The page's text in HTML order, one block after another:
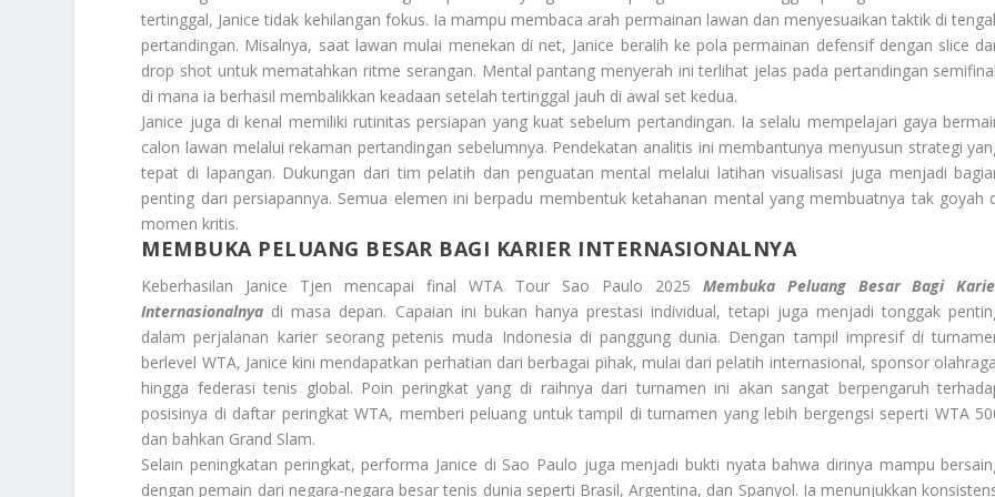
tertinggal, Janice tidak kehilangan fokus. Ia mampu membaca arah permainan lawan dan menyesuaikan taktik di
pertandingan. Misalnya, saat lawan mulai menekan di net, Janice beralih ke pola permainan defensif dengan slice
drop shot untuk mematahkan ritme serangan. Mental pantang menyerah ini terlihat jelas pada pertandingan
di mana ia berhasil membalikkan keadaan setelah tertinggal jauh di awal set kedua.
Janice juga di kenal memiliki rutinitas persiapan yang kuat sebelum pertandingan. Ia selalu mempelajari gaya
calon lawan melalui rekaman pertandingan sebelumnya. Pendekatan analitis ini membantunya menyusun strategi
tepat di lapangan. Dukungan dari tim pelatih dan penguatan mental melalui latihan visualisasi juga menjadi
penting dari persiapannya. Semua elemen ini berpadu membentuk ketahanan mental yang membuatnya tak goyah
momen kritis.
MEMBUKA PELUANG BESAR BAGI KARIER INTERNASIONALNYA
Keberhasilan Janice Tjen mencapai final WTA Tour Sao Paulo 2025 Membuka Peluang Besar Bagi
Internasionalnya di masa depan. Capaian ini bukan hanya prestasi individual, tetapi juga menjadi tonggak
dalam perjalanan karier seorang petenis muda Indonesia di panggung dunia. Dengan tampil impresif di
berlevel WTA, Janice kini mendapatkan perhatian dari berbagai pihak, mulai dari pelatih internasional, sponsor
hingga federasi tenis global. Poin peringkat yang di raihnya dari turnamen ini akan sangat berpengaruh
posisinya di daftar peringkat WTA, memberi peluang untuk tampil di turnamen yang lebih bergengsi seperti WTA
dan bahkan Grand Slam.
Selain peningkatan peringkat, performa Janice di Sao Paulo juga menjadi bukti nyata bahwa dirinya mampu
dengan pemain dari negara-negara besar tenis dunia seperti Brasil, Argentina, dan Spanyol. Ia menunjukkan